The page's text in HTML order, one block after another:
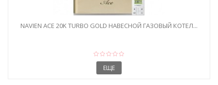
NAVIEN ACE 20K TURBO GOLD НАВЕСНОЙ ГАЗОВЫЙ КОТЕЛ...
ЕЩЕ